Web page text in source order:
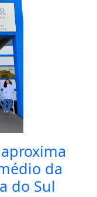
aproxima
da
do Sul